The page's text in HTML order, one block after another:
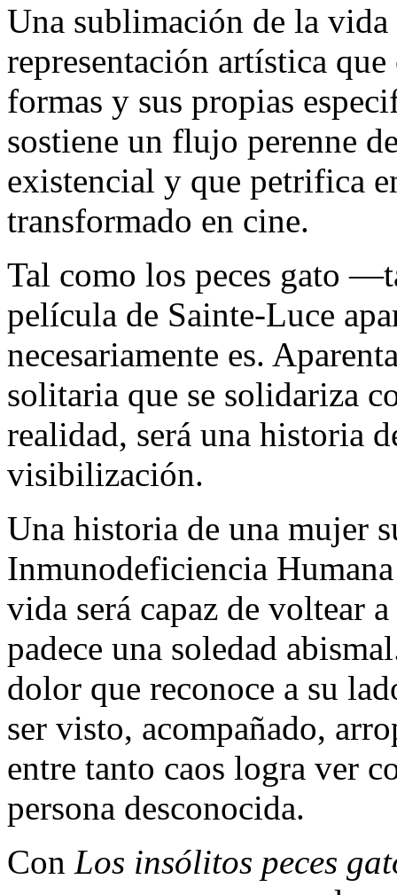
Una sublimación de la vida
representación artística
formas y sus propias
sostiene un flujo perenne
existencial y que petrifica
transformado en cine.
Tal como los peces gato
película de Sainte-Luce
necesariamente es.
solitaria que se solidariza
realidad, será una historia
visibilización.
Una historia de una mujer
Inmunodeficiencia
vida será capaz de voltear
padece una soledad
dolor que reconoce a su
ser visto, acompañado,
entre tanto caos logra ver
persona desconocida.
Con Los insólitos peces